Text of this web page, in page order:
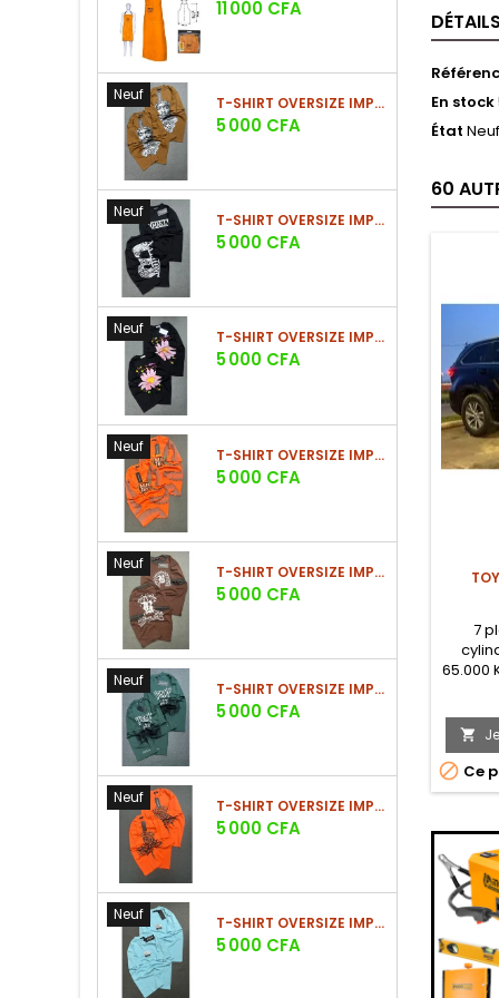
Prix
11 000 CFA
Neuf T-SHIRT OVERSIZE IMPRIMÉ STREETWEAR
Prix
5 000 CFA
Neuf T-SHIRT OVERSIZE IMPRIMÉ STREETWEAR
Prix
5 000 CFA
Neuf T-SHIRT OVERSIZE IMPRIMÉ STREETWEAR
Prix
5 000 CFA
Neuf T-SHIRT OVERSIZE IMPRIMÉ STREETWEAR
Prix
5 000 CFA
Neuf T-SHIRT OVERSIZE IMPRIMÉ STREETWEAR
Prix
5 000 CFA
Neuf T-SHIRT OVERSIZE IMPRIMÉ STREETWEAR
Prix
5 000 CFA
Neuf T-SHIRT OVERSIZE IMPRIMÉ STREETWEAR
Prix
5 000 CFA
Neuf T-SHIRT OVERSIZE IMPRIMÉ STREETWEAR
Prix
5 000 CFA
En stock
État Neuf
60
7
65.000

 Ce